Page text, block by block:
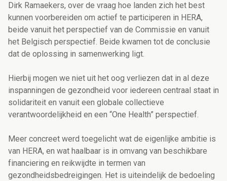
Dirk Ramaekers, over de vraag hoe landen zich het best
kunnen voorbereiden om actief te participeren in HERA,
beide vanuit het perspectief van de Commissie en vanuit
het Belgisch perspectief. Beide kwamen tot de conclusie
dat de oplossing in samenwerking ligt.
Hierbij mogen we niet uit het oog verliezen dat in al deze
inspanningen de gezondheid voor iedereen centraal staat in
solidariteit en vanuit een globale collectieve
verantwoordelijkheid en een “One Health” perspectief.
Meer concreet werd toegelicht wat de eigenlijke ambitie is
van HERA, en wat haalbaar is in omvang van beschikbare
financiering en reikwijdte in termen van
gezondheidsbedreigingen. Het is uiteindelijk de bedoeling